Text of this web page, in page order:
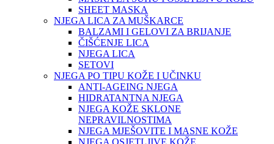
SHEET MASKA
NJEGA LICA ZA MUŠKARCE
BALZAMI I GELOVI ZA BRIJANJE
ČIŠĆENJE LICA
NJEGA LICA
SETOVI
NJEGA PO TIPU KOŽE I UČINKU
ANTI-AGEING NJEGA
HIDRATANTNA NJEGA
NJEGA KOŽE SKLONE
NEPRAVILNOSTIMA
NJEGA MJEŠOVITE I MASNE KOŽE
NJEGA OSJETLJIVE KOŽE